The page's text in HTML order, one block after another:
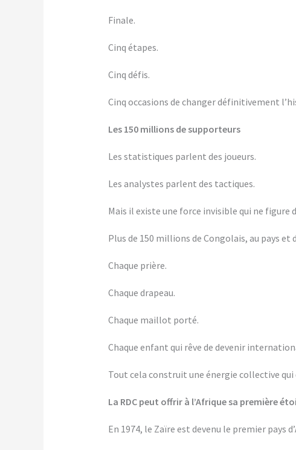
Finale.
Cinq étapes.
Cinq défis.
Cinq occasions de changer définitivement
Les 150 millions de supporteurs
Les statistiques parlent des joueurs.
Les analystes parlent des tactiques.
Mais il existe une force invisible qui ne figure
Plus de 150 millions de Congolais, au pays
Chaque prière.
Chaque drapeau.
Chaque maillot porté.
Chaque enfant qui rêve de devenir
Tout cela construit une énergie collective
La RDC peut offrir à l’Afrique sa première
En 1974, le Zaïre est devenu le premier pays